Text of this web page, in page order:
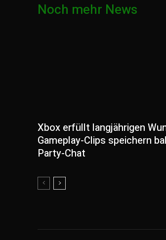
Noch mehr News
Xbox erfüllt langjährigen
Gameplay-Clips speichern
Party-Chat